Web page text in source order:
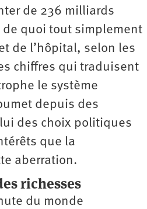
de 236 milliards
de quoi tout simplement
de l’hôpital, selon les
chiffres qui traduisent
le système
depuis des
des choix politiques
que la
aberration.
richesses
du monde